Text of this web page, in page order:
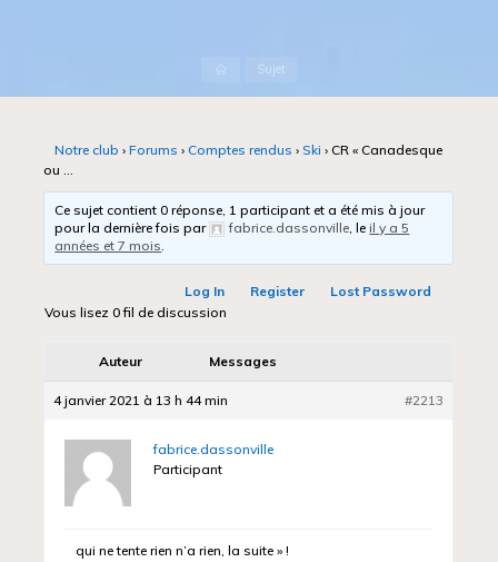
AccueilSujet
Notre club › Forums › Comptes rendus › Ski › CR « Canadesque
ou …
Ce sujet contient 0 réponse, 1 participant et a été mis à jour
pour la dernière fois par
fabrice.dassonville, leil y a 5
années et 7 mois.
Log In Register
Lost Password
Vous lisez 0 fil de discussion
Auteur Messages
4 janvier 2021 à 13 h 44 min #2213
fabrice.dassonville
Participant
qui ne tente rien n’a rien, la suite » !